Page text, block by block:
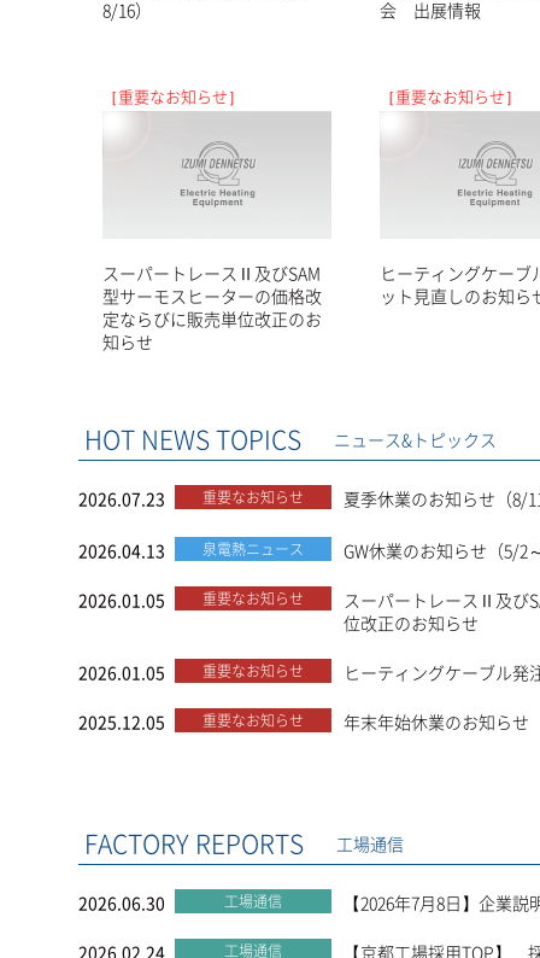
8/16）
会 出展情報
［重要なお知らせ］
スーパートレースⅡ及びSAM
型サーモスヒーターの価格改
定ならびに販売単位改正のお
知らせ
［重要なお知らせ］
ヒーティングケーブ
ット見直しのお知ら
HOT NEWS TOPICS ニュース&トピックス
2026.07.23 重要なお知らせ 夏季休業のお知らせ（8/
2026.04.13 泉電熱ニュース GW休業のお知らせ（5/2
2026.01.05 重要なお知らせ
スーパートレースⅡ及び
位改正のお知らせ
2026.01.05 重要なお知らせ ヒーティングケーブル発
2025.12.05 重要なお知らせ 年末年始休業のお知らせ
FACTORY REPORTS 工場通信
2026.06.30 工場通信 【2026年7月8日】企業
2026.02.24 工場通信 【京都工場採用TOP】